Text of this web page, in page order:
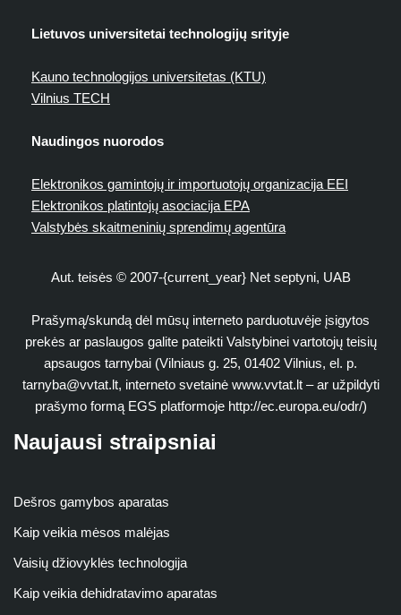
Lietuvos universitetai technologijų srityje
Kauno technologijos universitetas (KTU)
Vilnius TECH
Naudingos nuorodos
Elektronikos gamintojų ir importuotojų organizacija EEI
Elektronikos platintojų asociacija EPA
Valstybės skaitmeninių sprendimų agentūra
Aut. teisės © 2007-{current_year} Net septyni, UAB
Prašymą/skundą dėl mūsų interneto parduotuvėje įsigytos
prekės ar paslaugos galite pateikti Valstybinei vartotojų teisių
apsaugos tarnybai (Vilniaus g. 25, 01402 Vilnius, el. p.
tarnyba@vvtat.lt, interneto svetainė www.vvtat.lt – ar užpildyti
prašymo formą EGS platformoje http://ec.europa.eu/odr/)
Naujausi straipsniai
Dešros gamybos aparatas
Kaip veikia mėsos malėjas
Vaisių džiovyklės technologija
Kaip veikia dehidratavimo aparatas